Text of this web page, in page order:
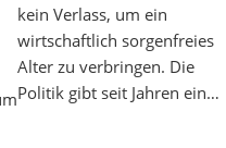
kein Verlass, um ein
wirtschaftlich sorgenfreies
Alter zu verbringen. Die
Politik gibt seit Jahren ein…